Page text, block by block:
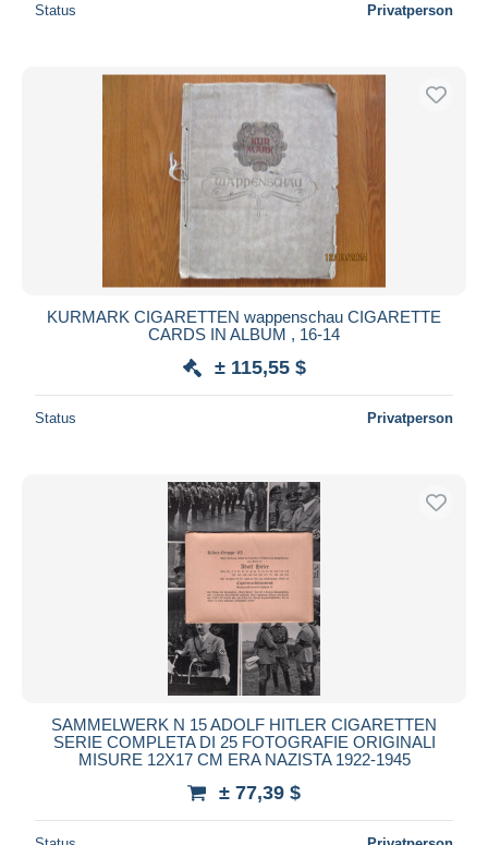
Status Privatperson
KURMARK CIGARETTEN wappenschau CIGARETTE
CARDS IN ALBUM , 16-14
± 115,55 $
Status Privatperson
SAMMELWERK N 15 ADOLF HITLER CIGARETTEN
SERIE COMPLETA DI 25 FOTOGRAFIE ORIGINALI
MISURE 12X17 CM ERA NAZISTA 1922-1945
± 77,39 $